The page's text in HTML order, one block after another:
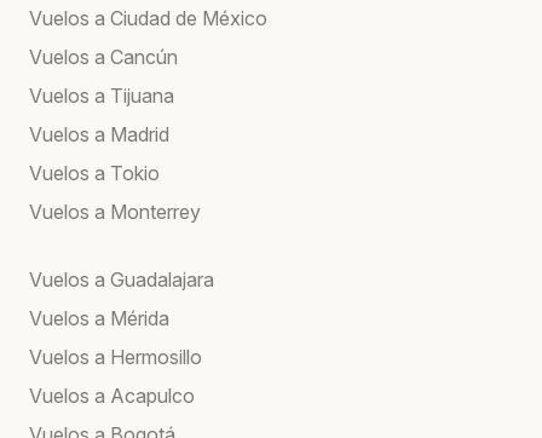
Vuelos a Ciudad de México
Vuelos a Cancún
Vuelos a Tijuana
Vuelos a Madrid
Vuelos a Tokio
Vuelos a Monterrey
Vuelos a Guadalajara
Vuelos a Mérida
Vuelos a Hermosillo
Vuelos a Acapulco